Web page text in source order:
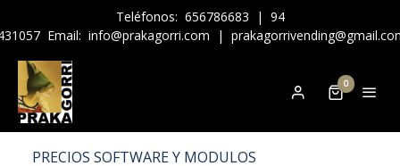
Teléfonos: 656786683 | 94
Email: info@prakagorri.com |
0
PRECIOS SOFTWARE Y MODULOS